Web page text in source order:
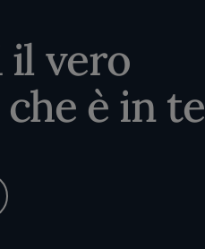
il vero
è in te